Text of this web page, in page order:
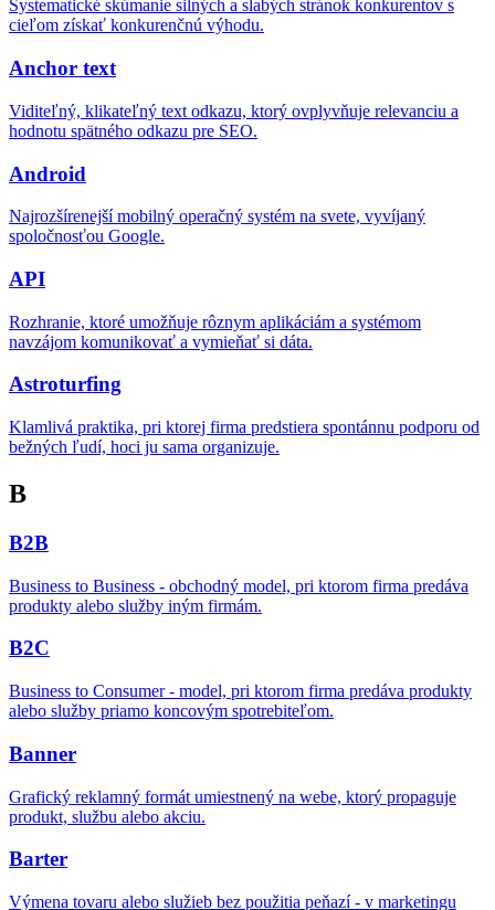
Systematické skúmanie silných a slabých stránok konkurentov s
cieľom získať konkurenčnú výhodu.
Anchor text
Viditeľný, klikateľný text odkazu, ktorý ovplyvňuje relevanciu a
hodnotu spätného odkazu pre SEO.
Android
Najrozšírenejší mobilný operačný systém na svete, vyvíjaný
spoločnosťou Google.
API
Rozhranie, ktoré umožňuje rôznym aplikáciám a systémom
navzájom komunikovať a vymieňať si dáta.
Astroturfing
Klamlivá praktika, pri ktorej firma predstiera spontánnu podporu od
bežných ľudí, hoci ju sama organizuje.
B
B2B
Business to Business - obchodný model, pri ktorom firma predáva
produkty alebo služby iným firmám.
B2C
Business to Consumer - model, pri ktorom firma predáva produkty
alebo služby priamo koncovým spotrebiteľom.
Banner
Grafický reklamný formát umiestnený na webe, ktorý propaguje
produkt, službu alebo akciu.
Barter
Výmena tovaru alebo služieb bez použitia peňazí - v marketingu